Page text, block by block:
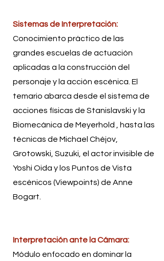
Sistemas de Interpretación:
Conocimiento práctico de las
grandes escuelas de actuación
aplicadas a la construcción del
personaje y la acción escénica. El
temario abarca desde el sistema de
acciones físicas de Stanislavski y la
Biomecánica de Meyerhold , hasta las
técnicas de Michael Chéjov,
Grotowski, Suzuki, el actor invisible de
Yoshi Oida y los Puntos de Vista
escénicos (Viewpoints) de Anne
Bogart.
Interpretación ante la Cámara:
Módulo enfocado en dominar la